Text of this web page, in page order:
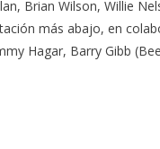
Brian Wilson, Willie
más abajo, en
Hagar, Barry Gibb